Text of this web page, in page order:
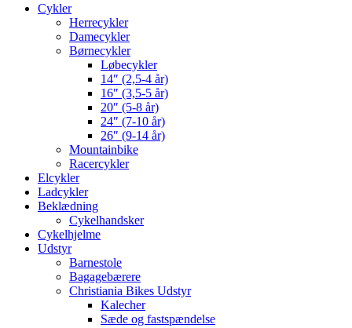
Cykler
Herrecykler
Damecykler
Børnecykler
Løbecykler
14″ (2,5-4 år)
16″ (3,5-5 år)
20″ (5-8 år)
24″ (7-10 år)
26″ (9-14 år)
Mountainbike
Racercykler
Elcykler
Ladcykler
Beklædning
Cykelhandsker
Cykelhjelme
Udstyr
Barnestole
Bagagebærere
Christiania Bikes Udstyr
Kalecher
Sæde og fastspændelse